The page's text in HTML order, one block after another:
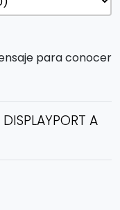
para conocer
A